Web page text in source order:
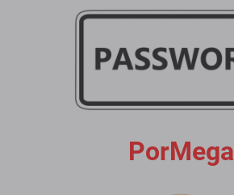
PorMega